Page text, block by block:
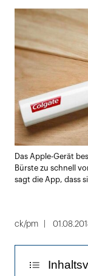
Das Apple-Gerät
Bürste zu schnell
sagt die App, dass
ck/pm